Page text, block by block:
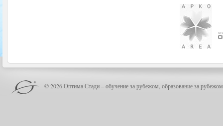
© 2026 Оптима Стади – обучение за рубежом, образование за